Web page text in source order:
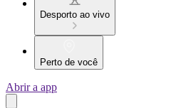
Desporto ao vivo
Perto de você
Abrir a app